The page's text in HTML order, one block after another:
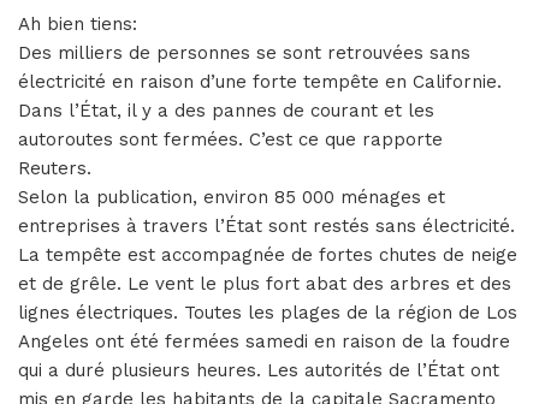
Ah bien tiens:
Des milliers de personnes se sont retrouvées sans
électricité en raison d’une forte tempête en Californie.
Dans l’État, il y a des pannes de courant et les
autoroutes sont fermées. C’est ce que rapporte
Reuters.
Selon la publication, environ 85 000 ménages et
entreprises à travers l’État sont restés sans électricité.
La tempête est accompagnée de fortes chutes de neige
et de grêle. Le vent le plus fort abat des arbres et des
lignes électriques. Toutes les plages de la région de Los
Angeles ont été fermées samedi en raison de la foudre
qui a duré plusieurs heures. Les autorités de l’État ont